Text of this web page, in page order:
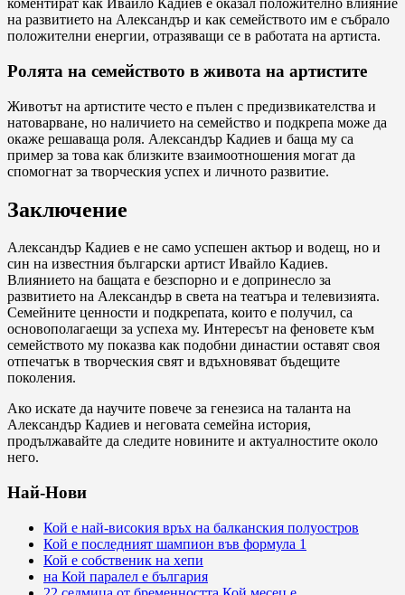
коментират как Ивайло Кадиев е оказал положително влияние
на развитието на Александър и как семейството им е събрало
положителни енергии, отразяващи се в работата на артиста.
Ролята на семейството в живота на артистите
Животът на артистите често е пълен с предизвикателства и
натоварване, но наличието на семейство и подкрепа може да
окаже решаваща роля. Александър Кадиев и баща му са
пример за това как близките взаимоотношения могат да
спомогнат за творческия успех и личното развитие.
Заключение
Александър Кадиев е не само успешен актьор и водещ, но и
син на известния български артист Ивайло Кадиев.
Влиянието на бащата е безспорно и е допринесло за
развитието на Александър в света на театъра и телевизията.
Семейните ценности и подкрепата, които е получил, са
основополагаещи за успеха му. Интересът на феновете към
семейството му показва как подобни династии оставят своя
отпечатък в творческия свят и вдъхновяват бъдещите
поколения.
Ако искате да научите повече за генезиса на таланта на
Александър Кадиев и неговата семейна история,
продължавайте да следите новините и актуалностите около
него.
Най-Нови
Кой е най-високия връх на балканския полуостров
Кой е последният шампион във формула 1
Кой е собственик на хепи
на Кой паралел е българия